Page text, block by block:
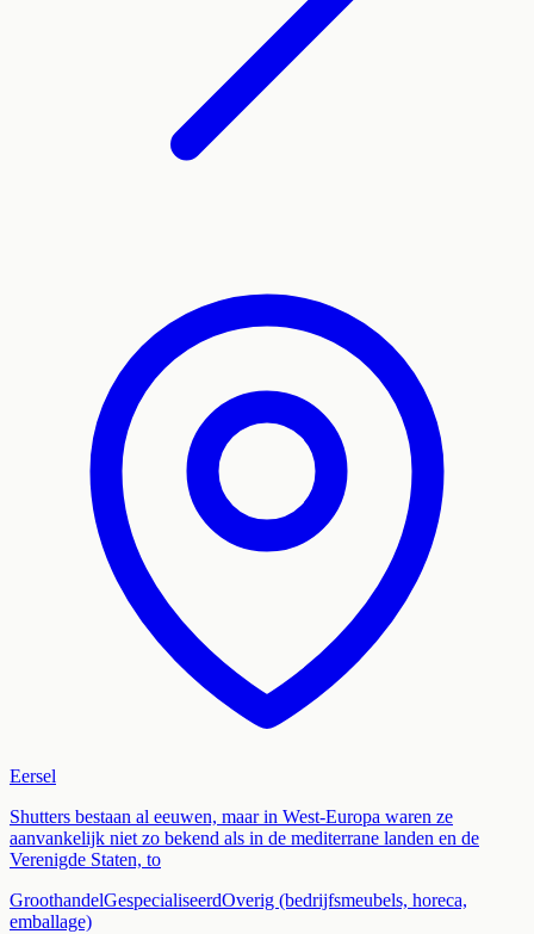
Eersel
Shutters bestaan al eeuwen, maar in West-Europa waren ze
aanvankelijk niet zo bekend als in de mediterrane landen en de
Verenigde Staten, to
GroothandelGespecialiseerdOverig (bedrijfsmeubels, horeca,
emballage)